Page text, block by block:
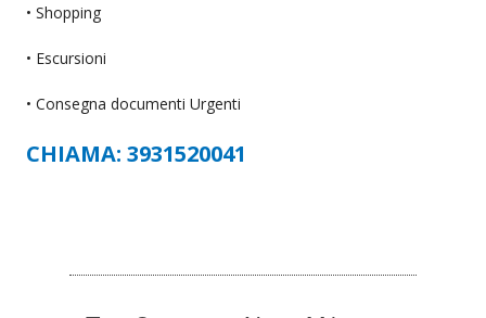
• Shopping
• Escursioni
• Consegna documenti Urgenti
CHIAMA: 3931520041